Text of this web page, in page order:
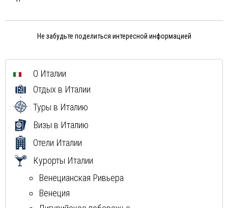
Не забудьте поделиться интересной информацией
О Италии
Отдых в Италии
Туры в Италию
Визы в Италию
Отели Италии
Курорты Италии
Венецианская Ривьера
Венеция